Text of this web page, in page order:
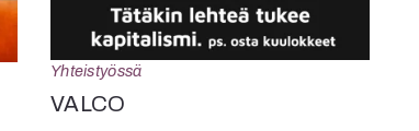
Yhteistyössä
VALCO